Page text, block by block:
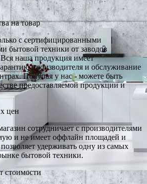
на товар
с сертифицированными
бытовой техники от заводов
Вся наша продукция имеет
производителя и обслуживание
Покупая у нас - можете быть
предоставляемой продукции и
цен
сотрудничает с производителями
и не имеет оффлайн площадей и
удерживать одну из самых
бытовой техники.
стоимости